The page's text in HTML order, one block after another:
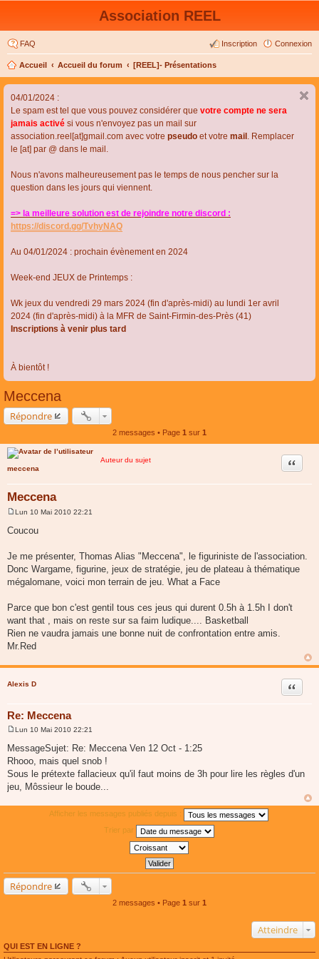
Association REEL
FAQ Connexion
Inscription
Accueil Accueil du forum [REEL]- Présentations
04/01/2024 :
Le spam est tel que vous pouvez considérer que votre compte ne sera
jamais activé si vous n'envoyez pas un mail sur
association.reel[at]gmail.com avec votre pseudo et votre mail . Remplacer
le [at] par @ dans le mail.
Nous n'avons malheureusement pas le temps de nous pencher sur la
question dans les jours qui viennent.
=> la meilleure solution est de rejoindre notre discord :
https://discord.gg/TvhyNAQ
Au 04/01/2024 : prochain évènement en 2024
Week-end JEUX de Printemps :
Wk jeux du vendredi 29 mars 2024 (fin d'après-midi) au lundi 1er avril
2024 (fin d'après-midi) à la MFR de Saint-Firmin-des-Près (41)
Inscriptions à venir plus tard
À bientôt !
Meccena
Répondre
2 messages • Page 1 sur 1
Auteur du sujet
meccena
Meccena
Citer
s
g
e
Lun 10 Mai 2010 22:21
Coucou
Je me présenter, Thomas Alias "Meccena", le figuriniste de l'association.
Donc Wargame, figurine, jeux de stratégie, jeu de plateau à thématique
mégalomane, voici mon terrain de jeu. What a Face
Parce que bon c'est gentil tous ces jeus qui durent 0.5h à 1.5h I don't
want that , mais on reste sur sa faim ludique.... Basketball
Rien ne vaudra jamais une bonne nuit de confrontation entre amis.
Mr.Red
Alexis D
Re: Meccena
Citer
s
s
g
e
Lun 10 Mai 2010 22:21
MessageSujet: Re: Meccena Ven 12 Oct - 1:25
Rhooo, mais quel snob !
Sous le prétexte fallacieux qu'il faut moins de 3h pour lire les règles d'un
jeu, Môssieur le boude...
Afficher les messages publiés depuis :
Trier par
Répondre
2 messages • Page 1 sur 1
Atteindre
QUI EST EN LIGNE ?